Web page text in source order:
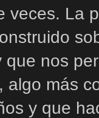
veces. La
que nos
algo más
y que